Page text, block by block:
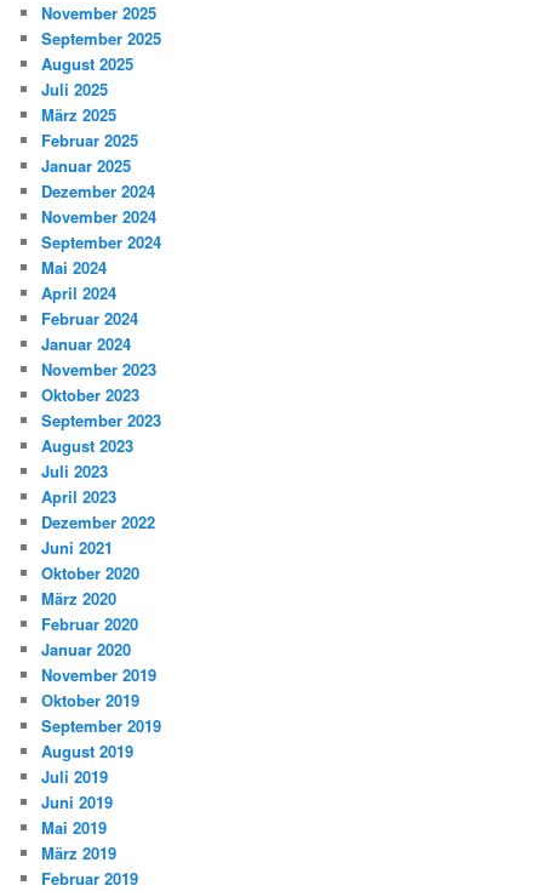
November 2025
September 2025
August 2025
Juli 2025
März 2025
Februar 2025
Januar 2025
Dezember 2024
November 2024
September 2024
Mai 2024
April 2024
Februar 2024
Januar 2024
November 2023
Oktober 2023
September 2023
August 2023
Juli 2023
April 2023
Dezember 2022
Juni 2021
Oktober 2020
März 2020
Februar 2020
Januar 2020
November 2019
Oktober 2019
September 2019
August 2019
Juli 2019
Juni 2019
Mai 2019
März 2019
Februar 2019